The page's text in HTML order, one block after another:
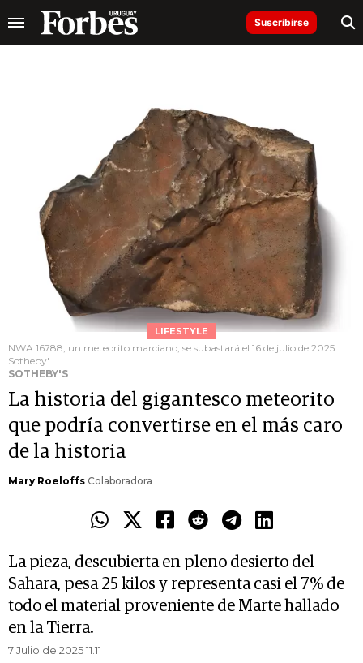
Suscribirse
LIFESTYLE
NWA 16788, un meteorito marciano, se subastará el 16 de julio de 2025.
Sotheby'
SOTHEBY'S
La historia del gigantesco meteorito
que podría convertirse en el más caro
de la historia
Mary Roeloffs Colaboradora
La pieza, descubierta en pleno desierto del
Sahara, pesa 25 kilos y representa casi el 7% de
todo el material proveniente de Marte hallado
en la Tierra.
7 Julio de 2025 11.11